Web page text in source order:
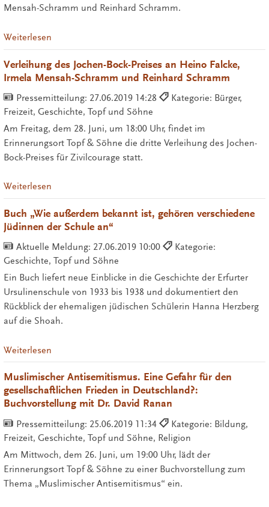
Mensah-Schramm und Reinhard Schramm.
Weiterlesen
Verleihung des Jochen-Bock-Preises an Heino Falcke,
Irmela Mensah-Schramm und Reinhard Schramm
Pressemitteilung: 27.06.2019 14:28
Kategorie: Bürger,
Freizeit, Geschichte, Topf und Söhne
Am Freitag, dem 28. Juni, um 18:00 Uhr, findet im
Erinnerungsort Topf & Söhne die dritte Verleihung des Jochen-
Bock-Preises für Zivilcourage statt.
Weiterlesen
Buch „Wie außerdem bekannt ist, gehören verschiedene
Jüdinnen der Schule an“
Aktuelle Meldung: 27.06.2019 10:00
Kategorie:
Geschichte, Topf und Söhne
Ein Buch liefert neue Einblicke in die Geschichte der Erfurter
Ursulinenschule von 1933 bis 1938 und dokumentiert den
Rückblick der ehemaligen jüdischen Schülerin Hanna Herzberg
auf die Shoah.
Weiterlesen
Muslimischer Antisemitismus. Eine Gefahr für den
gesellschaftlichen Frieden in Deutschland?:
Buchvorstellung mit Dr. David Ranan
Pressemitteilung: 25.06.2019 11:34
Kategorie: Bildung,
Freizeit, Geschichte, Topf und Söhne, Religion
Am Mittwoch, dem 26. Juni, um 19:00 Uhr, lädt der
Erinnerungsort Topf & Söhne zu einer Buchvorstellung zum
Thema „Muslimischer Antisemitismus“ ein.